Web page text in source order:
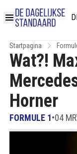
Startpagina
Wat?!
Horner
FORMULE 1•04